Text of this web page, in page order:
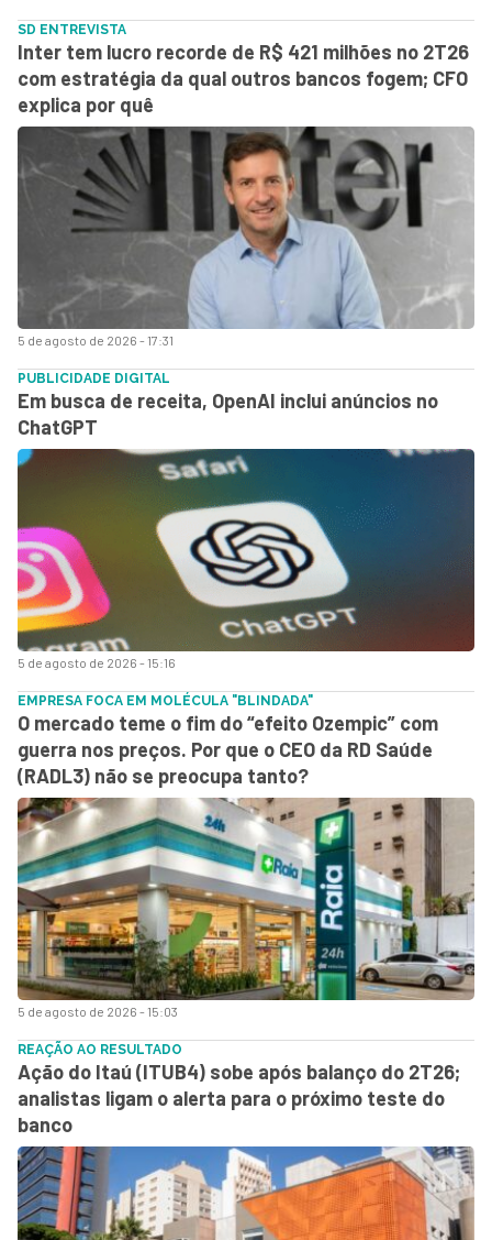
5 de agosto de 2026 - 17:31
SD ENTREVISTA
Inter tem lucro recorde de R$ 421 milhões no 2T26
com estratégia da qual outros bancos fogem; CFO
explica por quê
5 de agosto de 2026 - 15:16
PUBLICIDADE DIGITAL
Em busca de receita, OpenAI inclui anúncios no
ChatGPT
5 de agosto de 2026 - 15:03
EMPRESA FOCA EM MOLÉCULA "BLINDADA"
O mercado teme o fim do “efeito Ozempic” com
guerra nos preços. Por que o CEO da RD Saúde
(RADL3) não se preocupa tanto?
REAÇÃO AO RESULTADO
Ação do Itaú (ITUB4) sobe após balanço do 2T26;
analistas ligam o alerta para o próximo teste do
banco